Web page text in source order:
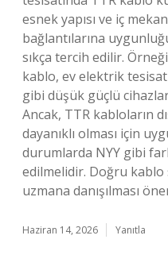
esnek yapısı ve iç
bağlantılarına
sıkça tercih edilir.
kablo, ev elektrik
gibi düşük güçlü
Ancak, TTR kabloların
dayanıklı olması için
durumlarda NYY gibi
edilmelidir. Doğru kablo
uzmana danışılması
Haziran 14, 2026 Yanıtla